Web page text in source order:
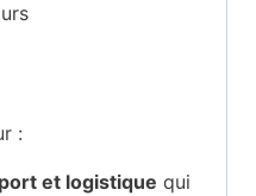
:
et logistique qui